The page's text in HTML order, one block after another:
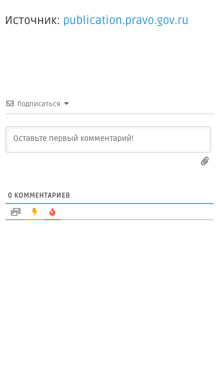
Источник: publication.pravo.gov.ru
Подписаться
0 КОММЕНТАРИЕВ